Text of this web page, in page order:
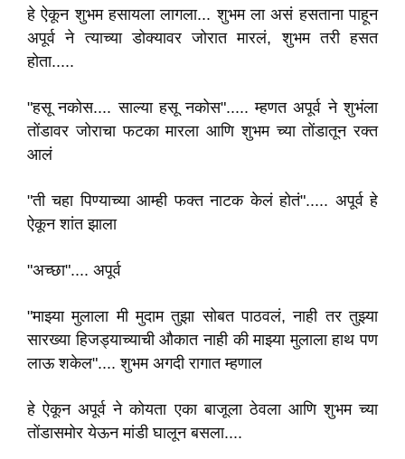
हे ऐकून शुभम हसायला लागला... शुभम ला असं हसताना पाहून
अपूर्व ने त्याच्या डोक्यावर जोरात मारलं, शुभम तरी हसत
होता.....
"हसू नकोस.... साल्या हसू नकोस"..... म्हणत अपूर्व ने शुभंला
तोंडावर जोराचा फटका मारला आणि शुभम च्या तोंडातून रक्त
आलं
"ती चहा पिण्याच्या आम्ही फक्त नाटक केलं होतं"..... अपूर्व हे
ऐकून शांत झाला
"अच्छा".... अपूर्व
"माझ्या मुलाला मी मुदाम तुझा सोबत पाठवलं, नाही तर तुझ्या
सारख्या हिजड्याच्याची औकात नाही की माझ्या मुलाला हाथ पण
लाऊ शकेल".... शुभम अगदी रागात म्हणाल
हे ऐकून अपूर्व ने कोयता एका बाजूला ठेवला आणि शुभम च्या
तोंडासमोर येऊन मांडी घालून बसला....